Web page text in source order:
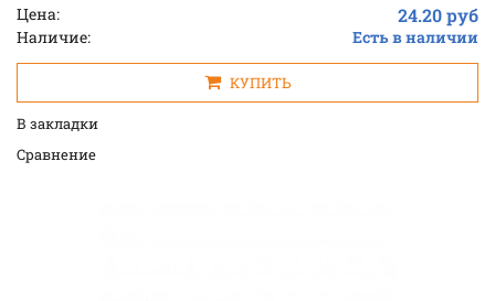
Цена: 24.20 руб
Наличие: Есть в наличии
КУПИТЬ
В закладки
Cравнение